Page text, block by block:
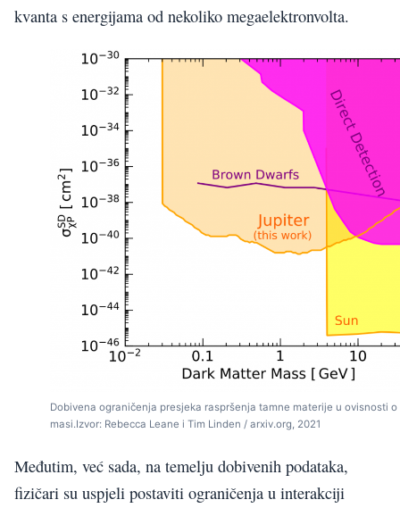
kvanta s energijama od nekoliko megaelektronvolta.
Dobivena ograničenja presjeka raspršenja tamne materije u ovisnosti o
masi.Izvor: Rebecca Leane i Tim Linden / arxiv.org, 2021
Međutim, već sada, na temelju dobivenih podataka,
fizičari su uspjeli postaviti ograničenja u interakciji